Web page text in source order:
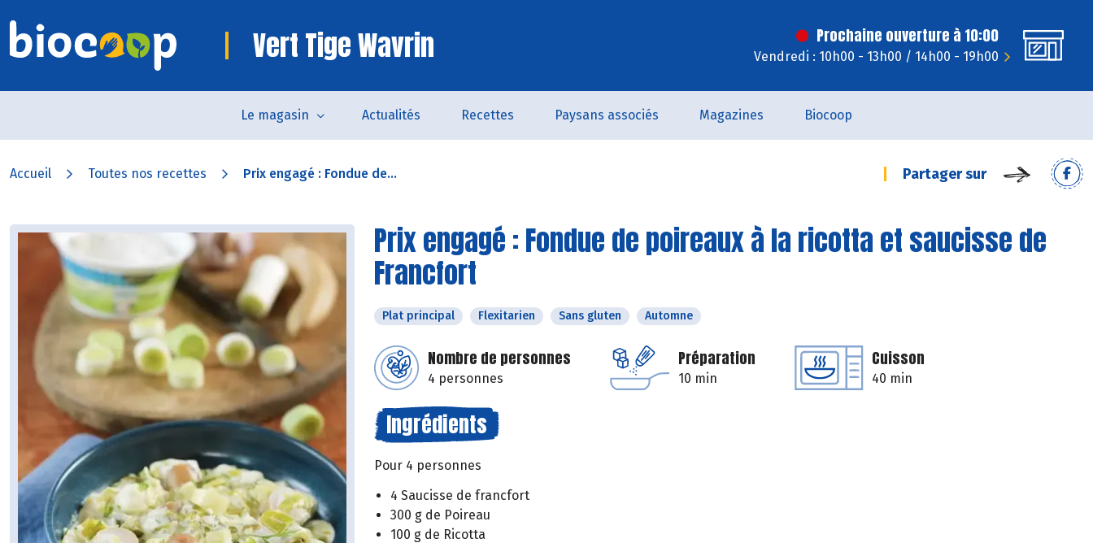
Vert Tige Wavrin Prochaine ouverture à 10:00
Vendredi : 10h00 - 13h00 / 14h00 - 19h00
Le magasin Actualités Recettes Paysans associés Magazines Biocoop
Accueil Toutes nos recettes Prix engagé : Fondue de... Partager sur
Prix engagé : Fondue de poireaux à la ricotta et saucisse de
Francfort
Plat principal Flexitarien Sans gluten Automne
Nombre de personnes
4 personnes
Préparation
10 min
Cuisson
40 min
Ingrédients
Pour 4 personnes
4 Saucisse de francfort
300 g de Poireau
100 g de Ricotta